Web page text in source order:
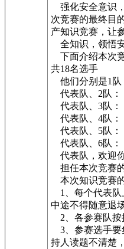
强化安全意识
次竞赛的最终目
产知识竞赛，让
全知识，领悟
下面介绍本次
共18名选手
他们分别是1队
代表队、2队：
代表队、3队：
代表队、4队：
代表队、5队：
代表队、6队：
代表队，欢迎你
担任本次竞赛
本次知识竞赛
1、每个代表队
中途不得随意退场
2、各参赛队按
3、参赛选手要
持人读题不清楚